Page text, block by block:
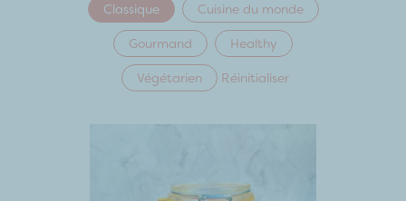
Classique Cuisine du monde
Gourmand Healthy
Végétarien Réinitialiser